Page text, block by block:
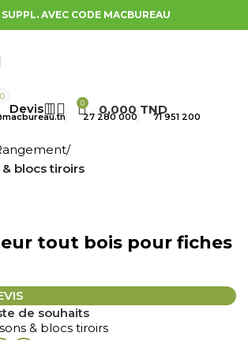
SUPPL. AVEC CODE MACBUREAU
0
0 0,000TND
27 280 000 71 951 200
& blocs tiroirs
tout bois pour fiches
de souhaits
& blocs tiroirs